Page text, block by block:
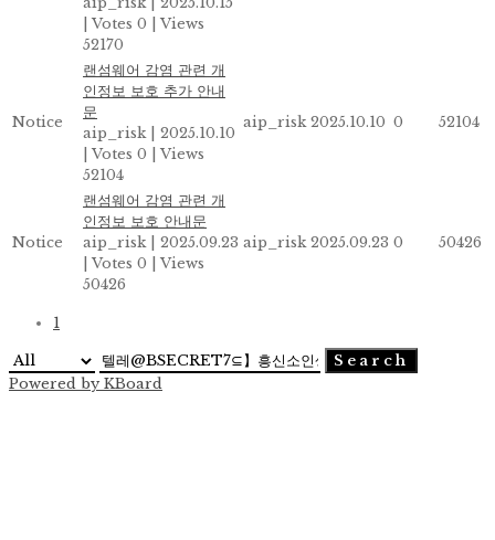
Votes 0
Views
52170
Notice
랜섬웨어 감염 관련 개
인정보 보호 추가 안내
문
aip_risk
2025.10.10
Votes 0
Views
52104
aip_risk 2025.10.10 0 52104
Notice
랜섬웨어 감염 관련 개
인정보 보호 안내문
aip_risk
2025.09.23
Votes 0
Views
50426
aip_risk 2025.09.23 0 50426
1
Search
Powered by KBoard